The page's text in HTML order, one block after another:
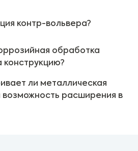
контр-вольвера?
обработка
конструкцию?
ли металлическая
возможность расширения в